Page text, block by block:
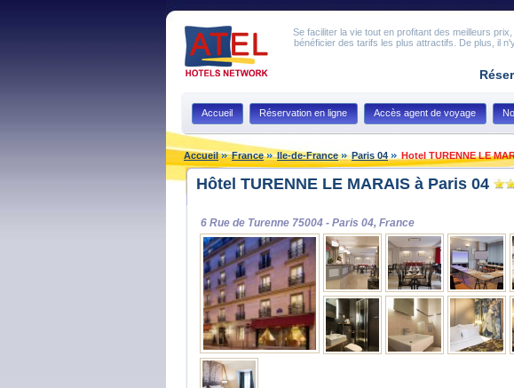
Se faciliter la vie tout en profitant des meilleurs
bénéficier des tarifs les plus attractifs. De plus, il
Accueil Réservation en ligne Accès agent de voyage
Accueil France Ile-de-France Paris 04 Hotel TURENNE LE
Hôtel TURENNE LE MARAIS à Paris 04
6 Rue de Turenne 75004 - Paris 04, France